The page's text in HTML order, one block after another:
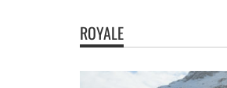
ROYALE